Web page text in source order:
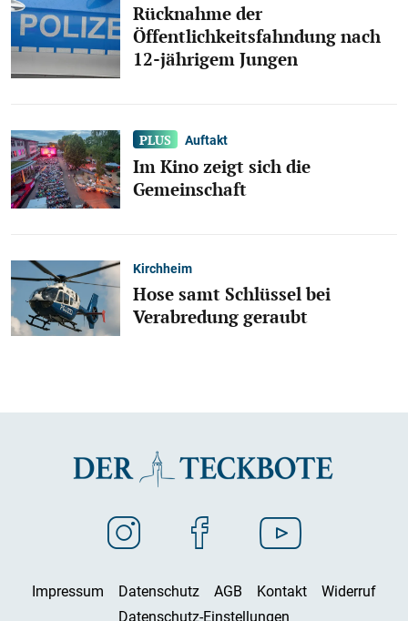
Rücknahme der
Öffentlichkeitsfahndung nach
12-jährigem Jungen
Auftakt
Im Kino zeigt sich die
Gemeinschaft
Kirchheim
Hose samt Schlüssel bei
Verabredung geraubt
Impressum Datenschutz AGB Kontakt
Widerruf
Datenschutz-Einstellungen